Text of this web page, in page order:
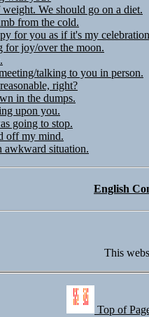
We should go on a diet.
from the cold.
for you as if it's my
for joy/over the moon.
talking to you in person.
right?
in the dumps.
upon you.
going to stop.
off my mind.
awkward situation.
English
This
Top of